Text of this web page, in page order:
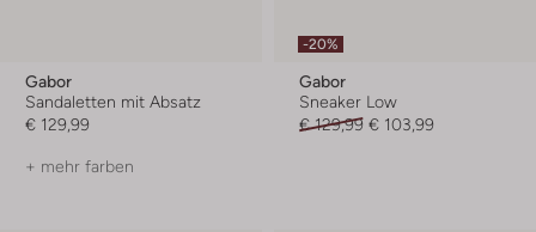
Gabor
Sandaletten mit Absatz
€ 129,99
+ mehr farben
-20%
Gabor
Sneaker Low
€ 129,99 € 103,99